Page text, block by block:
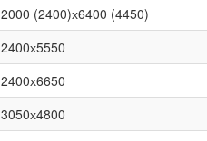
2000 (2400)х6400 (4450)
2400х5550
2400х6650
3050х4800